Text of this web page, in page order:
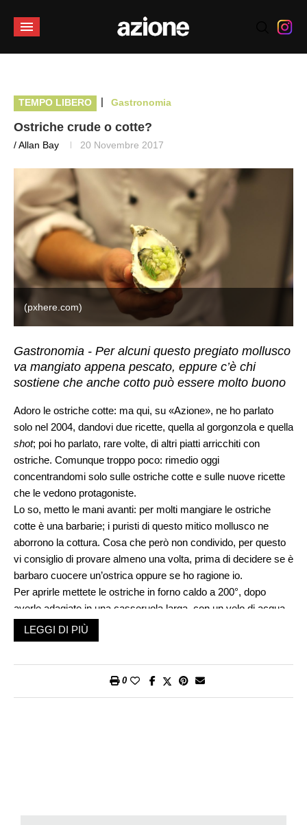
TEMPO LIBERO | Gastronomia
Ostriche crude o cotte?
/ Allan Bay 20 Novembre 2017
(pxhere.com)
Gastronomia - Per alcuni questo pregiato mollusco
va mangiato appena pescato, eppure c’è chi
sostiene che anche cotto può essere molto buono
Adoro le ostriche cotte: ma qui, su «Azione», ne ho parlato
solo nel 2004, dandovi due ricette, quella al gorgonzola e quella
shot; poi ho parlato, rare volte, di altri piatti arricchiti con
ostriche. Comunque troppo poco: rimedio oggi
concentrandomi solo sulle ostriche cotte e sulle nuove ricette
che le vedono protagoniste.
Lo so, metto le mani avanti: per molti mangiare le ostriche
cotte è una barbarie; i puristi di questo mitico mollusco ne
aborrono la cottura. Cosa che però non condivido, per questo
vi consiglio di provare almeno una volta, prima di decidere se è
barbaro cuocere un’ostrica oppure se ho ragione io.
Per aprirle mettete le ostriche in forno caldo a 200°, dopo
averle adagiate in una casseruola larga, con un velo di acqua
sul fondo. Servono pochi minuti, da 3 a 5, per vederle aprirsi
leggermente. A questo punto levate la casseruola dal forno,
sforzo, essendo leggermente cotte, il muscolo che tiene legata
LEGGI DI PIÙ
0